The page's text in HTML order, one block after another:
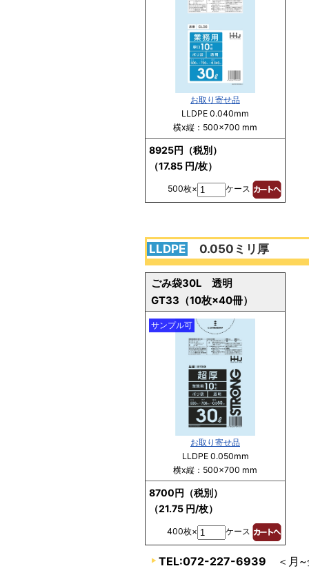
お取り寄せ品
LLDPE 0.040mm
横x縦：500×700 mm
8925円（税別）
（17.85 円/枚）
500枚× ケース
LLDPE 0.050ミリ厚
ごみ袋30L 透明
GT33（10枚×40冊）
サンプル可
お取り寄せ品
LLDPE 0.050mm
横x縦：500×700 mm
8700円（税別）
（21.75 円/枚）
400枚× ケース
TEL:072-227-6939 ＜月~